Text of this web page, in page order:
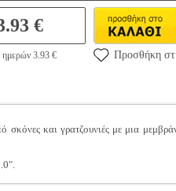
€
ημερών 3.93 € Προσθήκη
σκόνες και γρατζουνιές με μια